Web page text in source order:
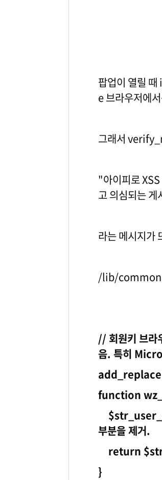
팝업이 열릴
e 브라우저에
그래서
"아이피로
고 의심되는
라는 메시지가
/lib/
// 회원키 브라
음. 특히
function
부분을 제거.
return
}